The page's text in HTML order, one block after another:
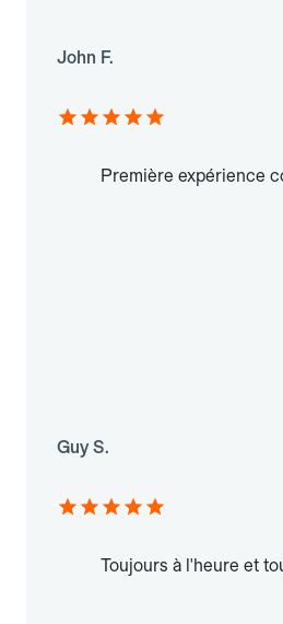
John F.
Première expérience
Guy S.
Toujours à l'heure et